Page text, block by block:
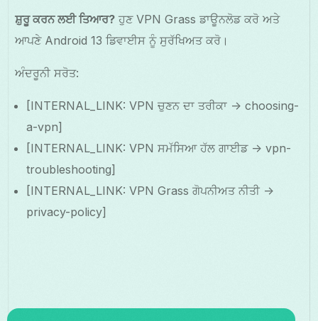
ਸ਼ੁਰੂ ਕਰਨ ਲਈ ਤਿਆਰ? ਹੁਣ VPN Grass ਡਾਊਨਲੋਡ ਕਰੋ ਅਤੇ
ਆਪਣੇ Android 13 ਡਿਵਾਈਸ ਨੂੰ ਸੁਰੱਖਿਅਤ ਕਰੋ।
ਅੰਦਰੂਨੀ ਸਰੋਤ:
[INTERNAL_LINK: VPN ਚੁਣਨ ਦਾ ਤਰੀਕਾ -> choosing-
a-vpn]
[INTERNAL_LINK: VPN ਸਮੱਸਿਆ ਹੱਲ ਗਾਈਡ -> vpn-
troubleshooting]
[INTERNAL_LINK: VPN Grass ਗੋਪਨੀਅਤ ਨੀਤੀ ->
privacy-policy]